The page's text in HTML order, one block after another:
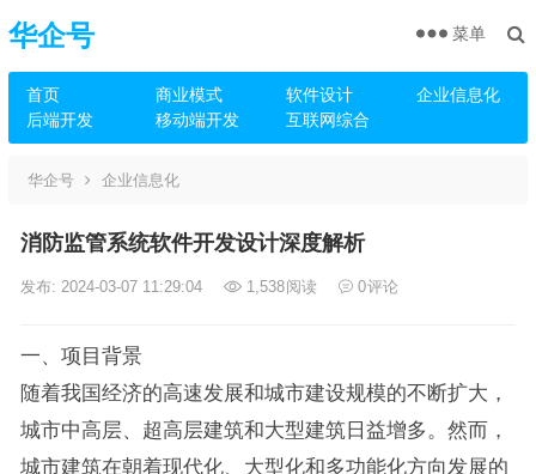
华企号
首页 商业模式 软件设计
企业信息化
后端开发
移动端开发 互联网综合
菜单
华企号 企业信息化
消防监管系统软件开发设计深度解析
发布: 2024-03-07 11:29:04 1,538阅读 0评论
一、项目背景
随着我国经济的高速发展和城市建设规模的不断扩大，
城市中高层、超高层建筑和大型建筑日益增多。然而，
城市建筑在朝着现代化、大型化和多功能化方向发展的